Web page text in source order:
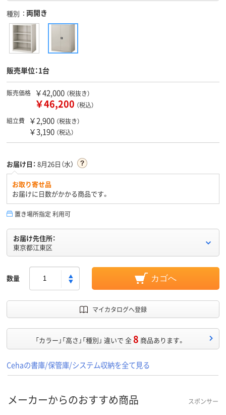
種別 両開き
販売単位：1台
販売価格 ￥42,000 （税抜き）
￥46,200 （税込）
組立費
￥2,900 （税抜き）
￥3,190 （税込）
お届け日： 8月26日（水）
お取り寄せ品
お届けに日数がかかる商品です。
置き場所指定 利用可
お届け先住所：
東京都江東区
数量 カゴへ
マイカタログへ登録
「カラー」「高さ」「種別」 違いで 全8 商品あります。
Cehaの書庫/保管庫/システム収納を全て見る
メーカーからのおすすめ商品 スポンサー